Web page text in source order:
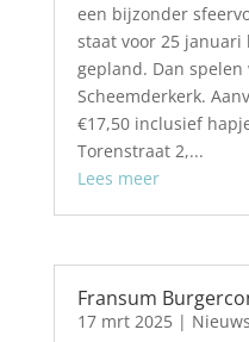
een bijzonder
staat voor 25 januari
gepland. Dan spelen
Scheemderkerk.
€17,50 inclusief
Torenstraat 2,...
Lees meer
Fransum
17 mrt 2025| Nieuws